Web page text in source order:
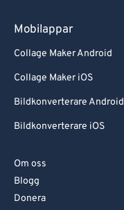
Mobilappar
Collage Maker Android
Collage Maker iOS
Bildkonverterare Android
Bildkonverterare iOS
Om oss
Blogg
Donera